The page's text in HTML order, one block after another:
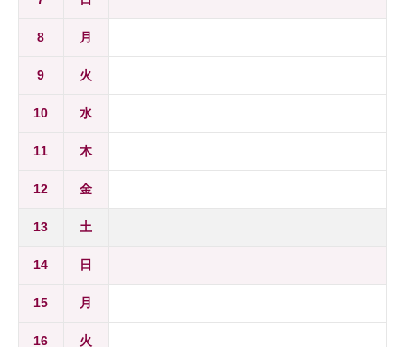
8 月
9 火
10 水
11 木
12 金
13 土
14 日
15 月
16 火